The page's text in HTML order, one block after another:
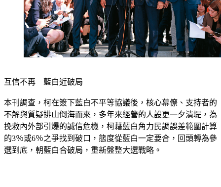
本刊調查，柯在簽下藍白不平等協議後，核心幕僚、支持者的
不解與質疑排山倒海而來，多年來經營的人設更一夕潰堤，為
挽救內外部引爆的誠信危機，柯藉藍白角力民調誤差範圍計算
的3％或6％之爭找到破口，態度從藍白一定要合，回頭轉為參